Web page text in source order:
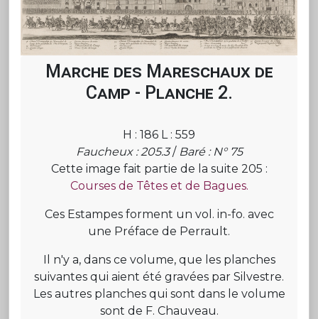
Marche des Mareschaux de
Camp - Planche 2.
H : 186 L : 559
Faucheux : 205.3/ Baré : N° 75
Cette image fait partie de la suite 205 :
Courses de Têtes et de Bagues.
Ces Estampes forment un vol. in-fo. avec
une Préface de Perrault.
Il n'y a, dans ce volume, que les planches
suivantes qui aient été gravées par Silvestre.
Les autres planches qui sont dans le volume
sont de F. Chauveau.